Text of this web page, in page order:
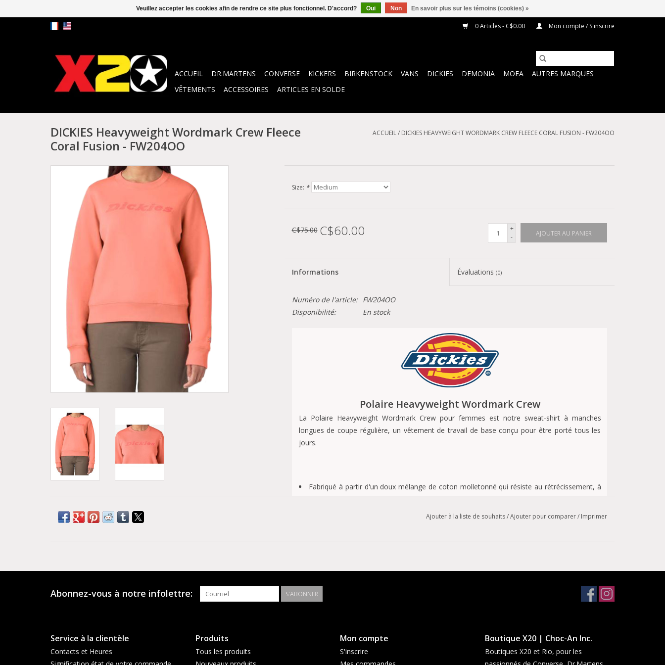
0 Articles - C$0.00 Mon compte / S'inscrire
ACCUEIL DR.MARTENS CONVERSE KICKERS BIRKENSTOCK VANS DICKIES DEMONIA MOEA
AUTRES MARQUES
VÊTEMENTS
ACCESSOIRES ARTICLES EN SOLDE
DICKIES Heavyweight Wordmark Crew Fleece
Coral Fusion - FW204OO
ACCUEIL/ DICKIES HEAVYWEIGHT WORDMARK CREW FLEECE CORAL FUSION - FW204OO
Size: *
C$75.00 C$60.00
+
-
AJOUTER AU PANIER
Informations Évaluations(0)
Numéro de l'article:
FW204OO
Disponibilité:
En stock
Polaire Heavyweight Wordmark Crew
La Polaire Heavyweight Wordmark Crew pour femmes est notre sweat-shirt à manches
longues de coupe régulière, un vêtement de travail de base conçu pour être porté tous les
jours.
Fabriqué à partir d'un doux mélange de coton molletonné qui résiste au rétrécissement, à
la décoloration et au gonflement.
Ajouter à la liste de souhaits/Ajouter pour comparer/ Imprimer
Abonnez-vous à notre infolettre: S'ABONNER
Service à la clientèle
Contacts et Heures
Produits
Tous les produits
Mon compte
S'inscrire
Boutique X20 | Choc-An Inc.
Boutiques X20 et Rio, pour les
Veuillez accepter les cookies afin de rendre ce site plus fonctionnel. D'accord? Oui Non En savoir plus sur les témoins (cookies) »